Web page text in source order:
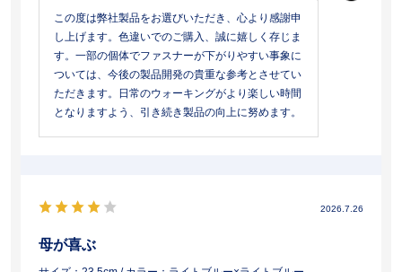
この度は弊社製品をお選びいただき、心より感謝申
し上げます。色違いでのご購入、誠に嬉しく存じま
す。一部の個体でファスナーが下がりやすい事象に
ついては、今後の製品開発の貴重な参考とさせてい
ただきます。日常のウォーキングがより楽しい時間
となりますよう、引き続き製品の向上に努めます。
2026.7.26
母が喜ぶ